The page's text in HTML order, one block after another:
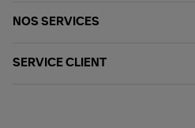
NOS SERVICES
SERVICE CLIENT